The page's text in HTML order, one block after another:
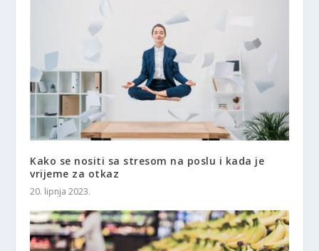
Kako se nositi sa stresom na poslu i kada je
vrijeme za otkaz
20. lipnja 2023.